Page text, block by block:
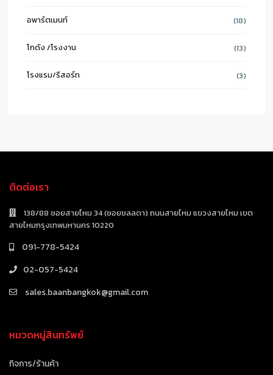
อพาร์ตเมนท์ (18)
โกดัง /โรงงาน (13)
โรงแรม/รีสอร์ท (3)
ติดต่อเรา
138/88 ซอยสายไหม 34 (ซอยชลลดา) ถนนสายไหม แขวงสายไหม เขต
สายไหมกรุงเทพมหานคร 10220
091-778-5424
02-057-5424
sales.baanbangkok@gmail.com
หมวดหมู่สินทรัพย์
กิจการ/ร้านค้า